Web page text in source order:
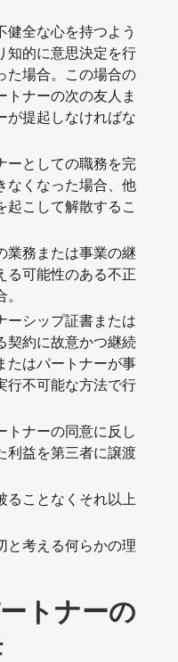
全な心を持つよう
知的に意思決定を行
た場合。この場合の
ナーの次の友人ま
が提起しなければな
ーとしての職務を完
なくなった場合、他
起こして解散するこ
業務または事業の継
る可能性のある不正
ーシップ証書または
契約に故意かつ継続
たはパートナーが事
行不可能な方法で行
トナーの同意に反し
利益を第三者に譲渡
ることなくそれ以上
と考える何らかの理
トナーの